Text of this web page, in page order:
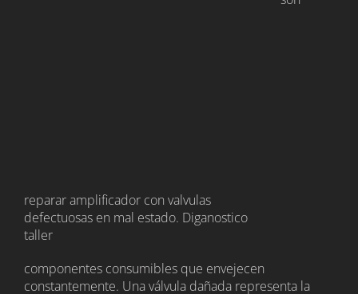
reparar amplificador con valvulas
defectuosas en mal estado. Diganostico
taller
componentes consumibles que envejecen
constantemente. Una válvula dañada representa la